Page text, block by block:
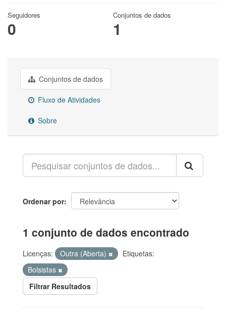
Seguidores
0
Conjuntos de dados
1
Conjuntos de dados
Fluxo de Atividades
Sobre
Ordenar por
1 conjunto de dados encontrado
Licenças: Outra (Aberta)
Etiquetas:
Bolsistas
Filtrar Resultados